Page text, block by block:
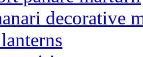
decorative